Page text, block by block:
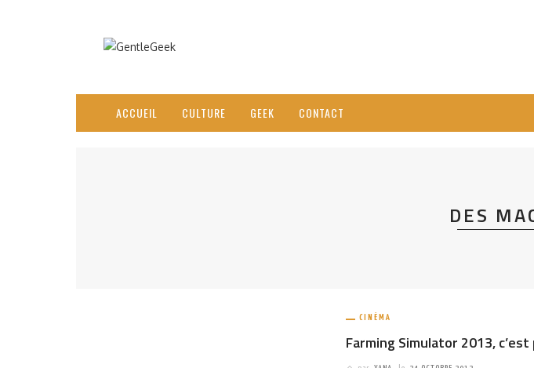
ACCUEIL CULTURE GEEK CONTACT
DES
CINÉMA
Farming Simulator 2013,